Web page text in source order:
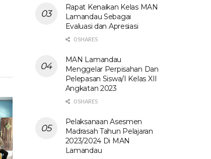
Rapat Kenaikan Kelas MAN
Lamandau Sebagai
Evaluasi dan Apresiasi
0 SHARES
MAN Lamandau
Menggelar Perpisahan Dan
Pelepasan Siswa/I Kelas XII
Angkatan 2023
0 SHARES
Pelaksanaan Asesmen
Madrasah Tahun Pelajaran
2023/2024 Di MAN
Lamandau